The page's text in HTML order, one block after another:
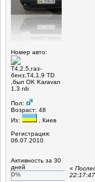
Номер авто:
Т4,2.5,газ-
бенз,Т4,1.9 TD
,был OK Karavan
1.3 nb
Пол:
Возраст: 48
Из:
, Киев
Регистрация:
06.07.2010
Активность за 30
дней
0%
«